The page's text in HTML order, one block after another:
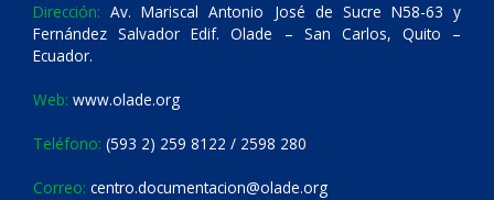
Dirección: Av. Mariscal Antonio José de Sucre N58-63 y
Fernández Salvador Edif. Olade – San Carlos, Quito –
Ecuador.
Web: www.olade.org
Teléfono: (593 2) 259 8122 / 2598 280
Correo: centro.documentacion@olade.org